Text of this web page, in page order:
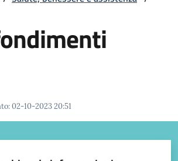
:02-10-2023 20:51